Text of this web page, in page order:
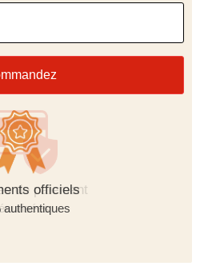
officiels
authentiques
de paiement